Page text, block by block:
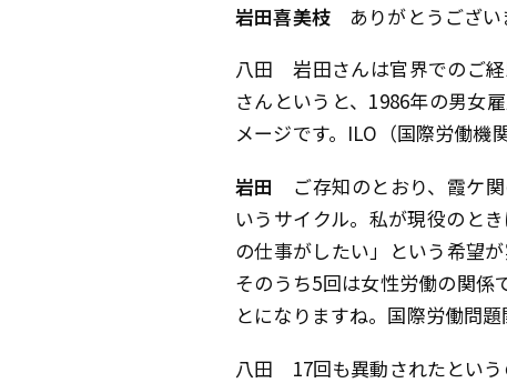
岩田喜美枝ありがとうござい
八田 岩田さんは官界でのご
さんというと、1986年の男女
メージです。ILO（国際労働機
岩田
ご存知のとおり、霞ケ
いうサイクル。私が現役のと
の仕事がしたい」という希望
そのうち5回は女性労働の関係
とになりますね。国際労働問
八田 17回も異動されたという